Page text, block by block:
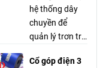
Hàn Quốc được
Công Ty Tuấn
Đạt cung cấp
thế, bảo trì, bảo
Hệ thống ray C
cầu trục gồm
những gì?
Hệ ray C là một